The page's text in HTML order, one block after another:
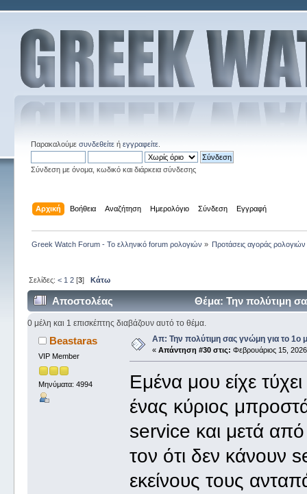
Παρακαλούμε συνδεθείτεή εγγραφείτε.
Σύνδεση με όνομα, κωδικό και διάρκεια σύνδεσης
Αρχική Βοήθεια Αναζήτηση Ημερολόγιο Σύνδεση Εγγραφή
Greek Watch Forum - Το ελληνικό forum ρολογιών » Προτάσεις αγοράς ρολογιών
Σελίδες: < 1 2[3] Κάτω
Αποστολέας Θέμα: Την πολύτιμη
0 μέλη και 1 επισκέπτης διαβάζουν αυτό το θέμα.
Beastaras
VIP Member
Μηνύματα: 4994
Απ: Την πολύτιμη σας γνώμη για το 1ο
« Απάντηση #30 στις: Φεβρουάριος 15,
Εμένα μου είχε
ένας κύριος
service και μετά
τον ότι δεν κάνουν
εκείνους τους